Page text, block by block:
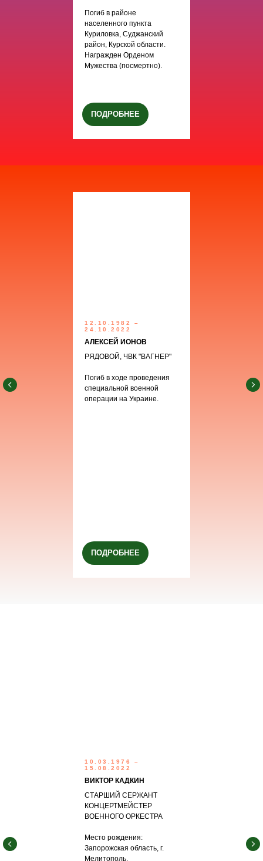
Погиб в районе
населенного пункта
Куриловка, Суджанский
район, Курской области.
Награжден Орденом
Мужества (посмертно).
ПОДРОБНЕЕ
12.10.1982 –
24.10.2022
АЛЕКСЕЙ ИОНОВ
РЯДОВОЙ, ЧВК "ВАГНЕР"
Погиб в ходе проведения
специальной военной
операции на Украине.
ПОДРОБНЕЕ
10.03.1976 –
15.08.2022
ВИКТОР КАДКИН
СТАРШИЙ СЕРЖАНТ
КОНЦЕРТМЕЙСТЕР
ВОЕННОГО ОРКЕСТРА
Место рождения:
Запорожская область, г.
Мелитополь.